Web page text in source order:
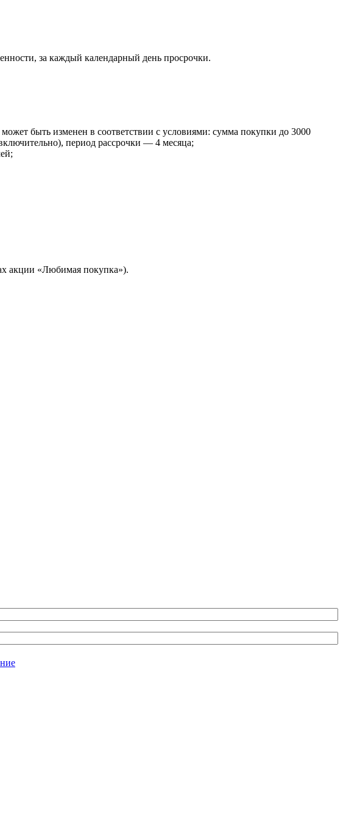
за каждый календарный день просрочки.
быть изменен в соответствии с условиями: сумма покупки до 3000
период рассрочки — 4 месяца;
акции «Любимая покупка»).